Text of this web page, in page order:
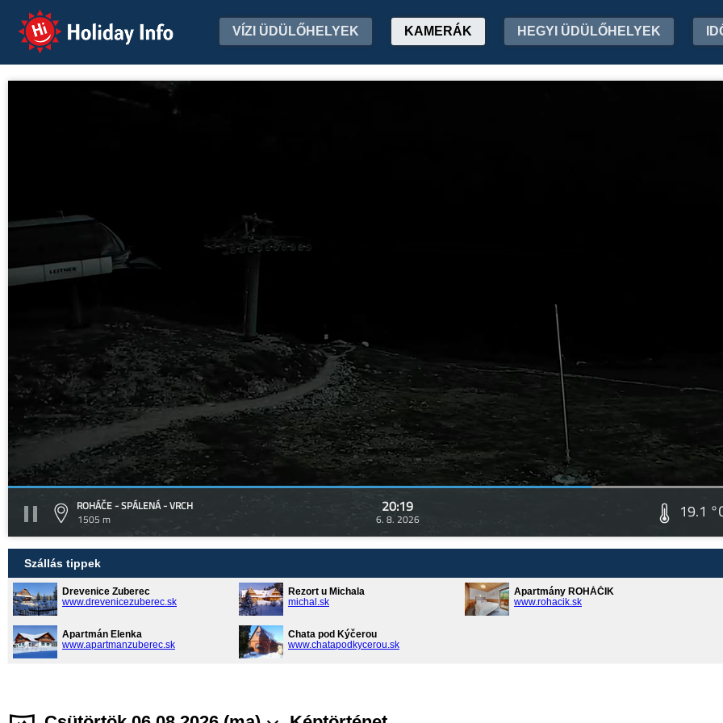
Holiday Info VÍZI ÜDÜLŐHELYEK KAMERÁK HEGYI ÜDÜLŐHELYEK
ROHÁČE - SPÁLENÁ - VRCH
1505 m
20:19
6. 8. 2026 19.1
Szállás tippek
Drevenice Zuberec
www.drevenicezuberec.sk
Rezort u Michala
michal.sk
Apartmány ROHÁČIK
www.rohacik.sk
Apartmán Elenka
www.apartmanzuberec.sk
Chata pod Kýčerou
www.chatapodkycerou.sk